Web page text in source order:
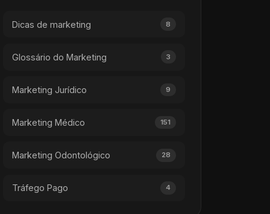
Dicas de marketing 8
Glossário do Marketing 3
Marketing Jurídico 9
Marketing Médico 151
Marketing Odontológico 28
Tráfego Pago 4